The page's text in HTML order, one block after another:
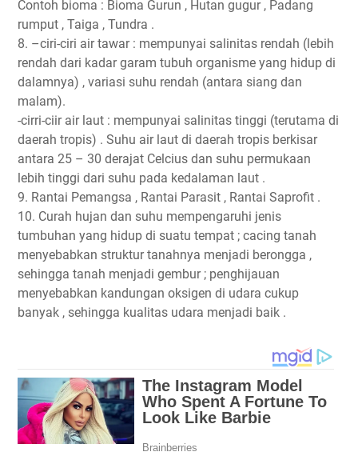
Contoh bioma : Bioma Gurun , Hutan gugur , Padang
rumput , Taiga , Tundra .
8. –ciri-ciri air tawar : mempunyai salinitas rendah (lebih
rendah dari kadar garam tubuh organisme yang hidup di
dalamnya) , variasi suhu rendah (antara siang dan
malam).
-cirri-ciir air laut : mempunyai salinitas tinggi (terutama di
daerah tropis) . Suhu air laut di daerah tropis berkisar
antara 25 – 30 derajat Celcius dan suhu permukaan
lebih tinggi dari suhu pada kedalaman laut .
9. Rantai Pemangsa , Rantai Parasit , Rantai Saprofit .
10. Curah hujan dan suhu mempengaruhi jenis
tumbuhan yang hidup di suatu tempat ; cacing tanah
menyebabkan struktur tanahnya menjadi berongga ,
sehingga tanah menjadi gembur ; penghijauan
menyebabkan kandungan oksigen di udara cukup
banyak , sehingga kualitas udara menjadi baik .